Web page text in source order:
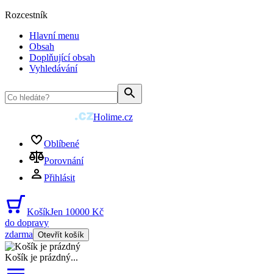
Rozcestník
Hlavní menu
Obsah
Doplňující obsah
Vyhledávání
Holime.cz
Oblíbené
Porovnání
Přihlásit
KošíkJen 10000 Kč
do dopravy
zdarma Otevřít košík
Košík je prázdný...